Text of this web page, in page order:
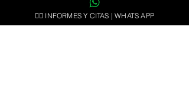
punto, logrando sanear las relaciones
👉🏻 INFORMES Y CITAS | WHATS APP